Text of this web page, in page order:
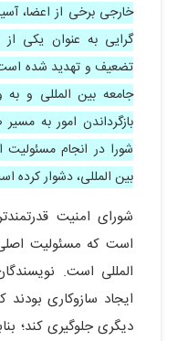
خارجی برخی از اعضا،
گرایی به عنوان یکی از
تضعیف و تهدید شده است.
جامعه بین المللی و
بازگرداندن امور به
شورا در انجام
بین المللی، دشوار کرده
شورای امنیت
است که مسئولیت
المللی است.
ایجاد سازوکاری
دیگری جلوگیری کند؛